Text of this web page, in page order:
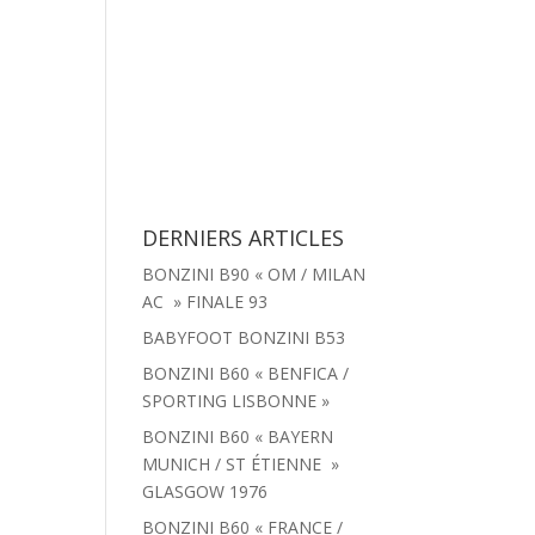
DERNIERS ARTICLES
BONZINI B90 « OM / MILAN
AC » FINALE 93
BABYFOOT BONZINI B53
BONZINI B60 « BENFICA /
SPORTING LISBONNE »
BONZINI B60 « BAYERN
MUNICH / ST ÉTIENNE »
GLASGOW 1976
BONZINI B60 « FRANCE /